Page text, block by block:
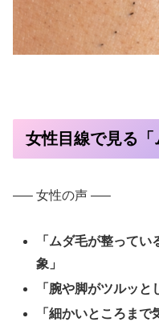
女性目線で見る「
—– 女性の声 —–
「ムダ毛が整って
象」
「腕や脚がツルッと
「細かいところまで